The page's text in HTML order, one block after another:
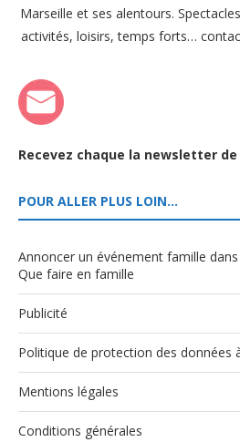
Marseille et ses alentours.
activités, loisirs, temps forts…
Recevez chaque la newsletter
POUR ALLER PLUS LOIN…
Annoncer un événement famille
Que faire en famille
Publicité
Politique de protection des données
Mentions légales
Conditions générales